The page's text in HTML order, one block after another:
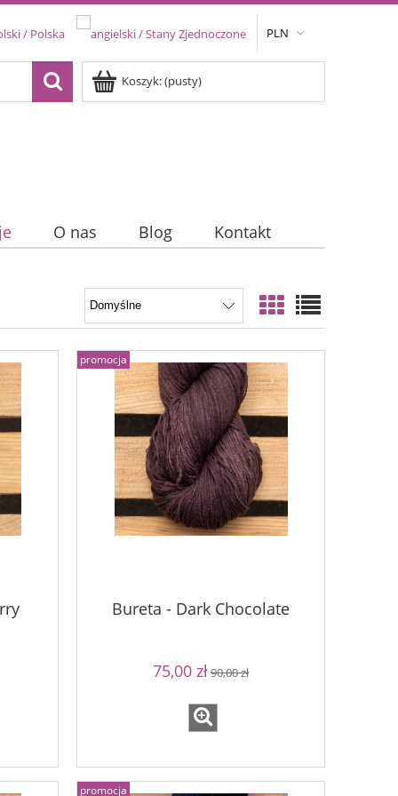
PLN
Koszyk:(pusty)
O nas Blog Kontakt
Bureta - Dark Chocolate
75,00 zł90,00 zł
promocja
promocja